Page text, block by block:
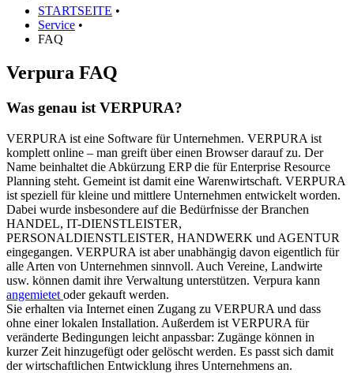
STARTSEITE •
Service •
FAQ
Verpura FAQ
Was genau ist VERPURA?
VERPURA ist eine Software für Unternehmen. VERPURA ist
komplett online – man greift über einen Browser darauf zu. Der
Name beinhaltet die Abkürzung ERP die für Enterprise Resource
Planning steht. Gemeint ist damit eine Warenwirtschaft. VERPURA
ist speziell für kleine und mittlere Unternehmen entwickelt worden.
Dabei wurde insbesondere auf die Bedürfnisse der Branchen
HANDEL, IT-DIENSTLEISTER,
PERSONALDIENSTLEISTER, HANDWERK und AGENTUR
eingegangen. VERPURA ist aber unabhängig davon eigentlich für
alle Arten von Unternehmen sinnvoll. Auch Vereine, Landwirte
usw. können damit ihre Verwaltung unterstützen. Verpura kann
angemietet oder gekauft werden.
Sie erhalten via Internet einen Zugang zu VERPURA und dass
ohne einer lokalen Installation. Außerdem ist VERPURA für
veränderte Bedingungen leicht anpassbar: Zugänge können in
kurzer Zeit hinzugefügt oder gelöscht werden. Es passt sich damit
der wirtschaftlichen Entwicklung ihres Unternehmens an.